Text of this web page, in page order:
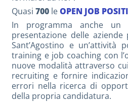
Quasi 700 leOPEN JOB
In programma anche un
presentazione delle aziende
Sant’Agostino e un’attività
training e job coaching con
nuove modalità attraverso
recruiting e fornire
errori nella ricerca di
della propria candidatura.